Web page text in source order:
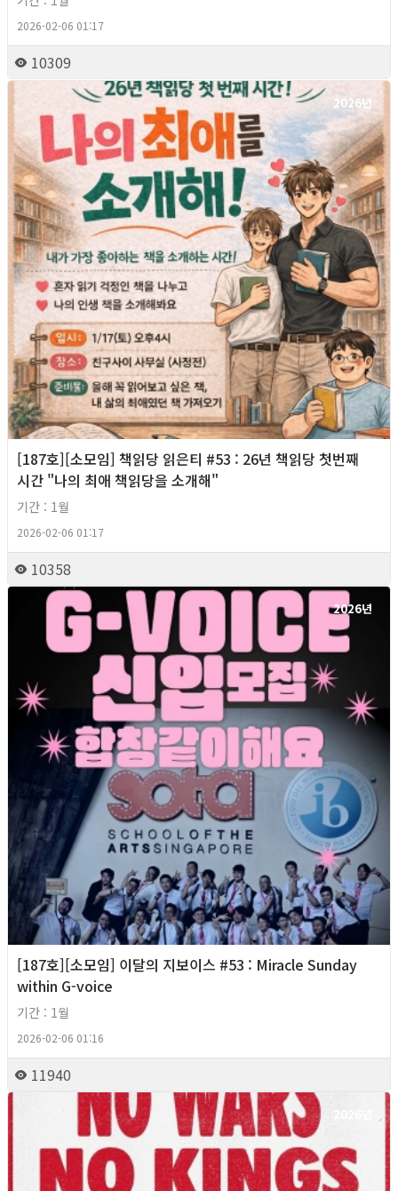
2026-02-06 01:17
10309
2026년
[187호][소모임] 책읽당 읽은티 #53 : 26년 책읽당 첫번째
시간 "나의 최애 책읽당을 소개해"
기간 : 1월
2026-02-06 01:17
10358
2026년
[187호][소모임] 이달의 지보이스 #53 : Miracle Sunday
within G-voice
기간 : 1월
2026-02-06 01:16
11940
2026년